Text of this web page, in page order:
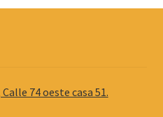
74 oeste casa 51.